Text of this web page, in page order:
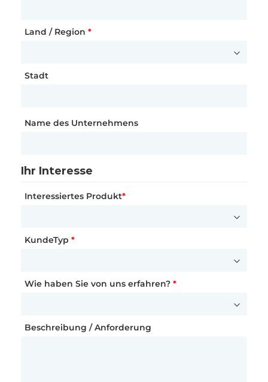
Land / Region *
Stadt
Name des Unternehmens
Ihr Interesse
Interessiertes Produkt*
KundeTyp *
Wie haben Sie von uns erfahren? *
Beschreibung / Anforderung
Postleitzahl*
Stadt
Land / Region *
Ihre Kontaktdaten
Anrede*
Vorname
Nachname *
Funktion
Land / Region *
Stadt
Ihre Kontaktdaten
E-Mail-Adresse*
Telefonnummer
Ihre Partnerschaftsanfrage
*